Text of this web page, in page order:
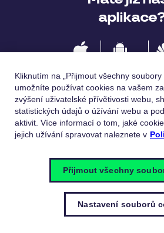
Jazykové
English
Kliknutím na „Přijmout všechny soubory
umožníte používat cookies na vašem
zvýšení uživatelské přívětivosti webu,
statistických údajů o úžívání webu a
aktivit. Více informací o tom, jaké
jejich užívání spravovat naleznete v
Nastavení souborů
Přijmout všechny